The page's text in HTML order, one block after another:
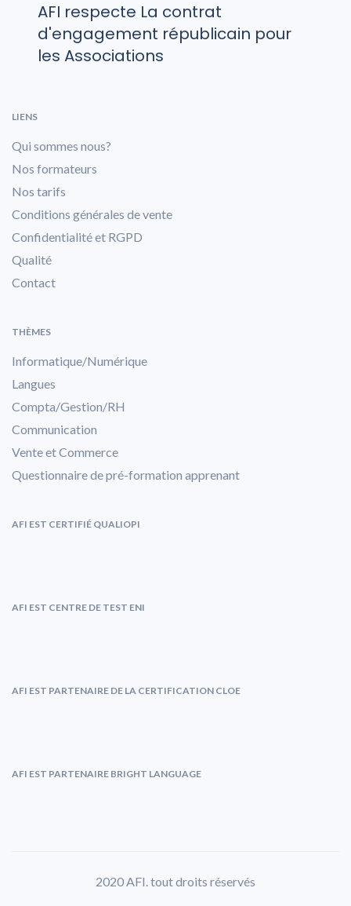
AFI respecte La contrat
d'engagement républicain pour
les Associations
LIENS
Qui sommes nous?
Nos formateurs
Nos tarifs
Conditions générales de vente
Confidentialité et RGPD
Qualité
Contact
THÈMES
Informatique/Numérique
Langues
Compta/Gestion/RH
Communication
Vente et Commerce
Questionnaire de pré-formation apprenant
AFI EST CERTIFIÉ QUALIOPI
AFI EST CENTRE DE TEST ENI
AFI EST PARTENAIRE DE LA CERTIFICATION CLOE
AFI EST PARTENAIRE BRIGHT LANGUAGE
2020 AFI. tout droits réservés